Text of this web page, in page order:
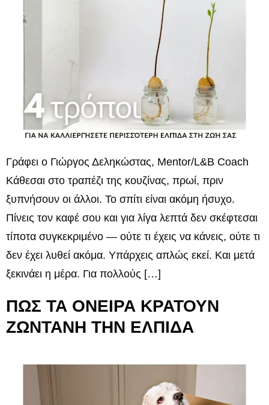
Γράφει ο Γιώργος Δεληκώστας, Mentor/L&B Coach
Κάθεσαι στο τραπέζι της κουζίνας, πρωί, πριν
ξυπνήσουν οι άλλοι. Το σπίτι είναι ακόμη ήσυχο.
Πίνεις τον καφέ σου και για λίγα λεπτά δεν σκέφτεσαι
τίποτα συγκεκριμένο — ούτε τι έχεις να κάνεις, ούτε τι
δεν έχει λυθεί ακόμα. Υπάρχεις απλώς εκεί. Και μετά
ξεκινάει η μέρα. Για πολλούς […]
ΠΩΣ ΤΑ ΟΝΕΙΡΑ ΚΡΑΤΟΥΝ
ΖΩΝΤΑΝΗ ΤΗΝ ΕΛΠΙΔΑ